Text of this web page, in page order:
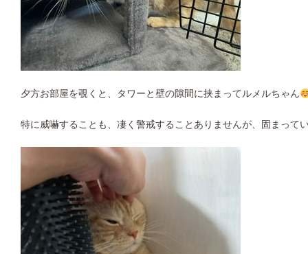
夕方お部屋を覗くと、タワーと壁の隙間に挟まってルメルちゃん
特に威嚇することも、凄く警戒することありませんが、固まって